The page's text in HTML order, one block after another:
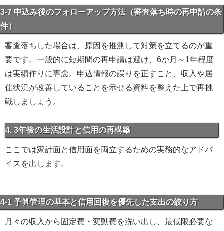
3-7 申込み後のフォローアップ方法（審査落ち時の再申請の条
件）
審査落ちした場合は、原因を推測して対策を立てるのが重
要です。一般的に短期間の再申請は避け、6か月～1年程度
は実績作りに専念。申込情報の誤りを正すこと、収入や居
住状況が改善していることを示せる資料を整えた上で再挑
戦しましょう。
4. 3年後の生活設計と信用の再構築
ここでは家計面と信用面を両立するための実務的なアドバ
イスを出します。
4-1 予算管理の基本と信用回復を優先した支出の絞り方
月々の収入から固定費・変動費を洗い出し、最低限必要な